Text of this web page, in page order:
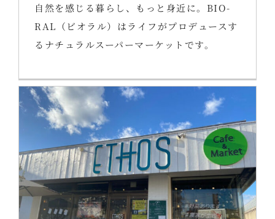
自然を感じる暮らし、もっと身近に。BIO-
RAL（ビオラル）はライフがプロデュースす
るナチュラルスーパーマーケットです。